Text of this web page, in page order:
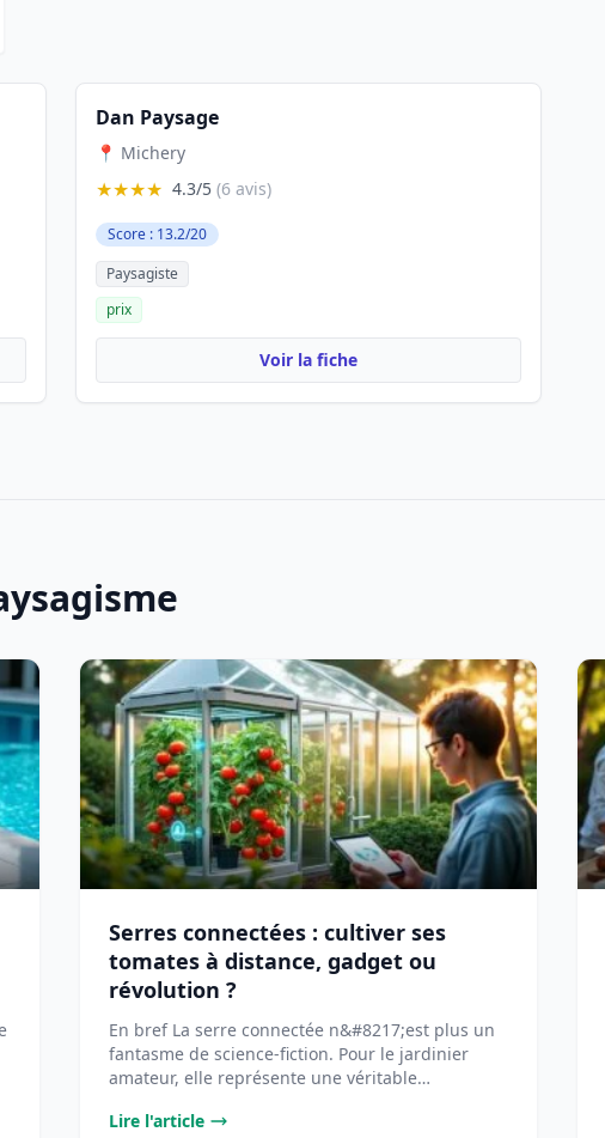
Dan Paysage
📍 Michery
★★★★ 4.3/5(6 avis)
Score : 13.2/20
Paysagiste
prix
Voir la fiche
Serres connectées : cultiver ses
tomates à distance, gadget ou
révolution ?
En bref La serre connectée n&#8217;est plus un
fantasme de science-fiction. Pour le jardinier
amateur, elle représente une véritable
Lire l'article